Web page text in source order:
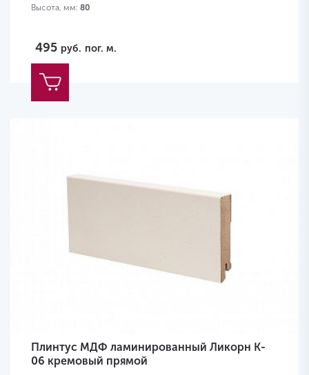
Высота, мм: 80
495 руб. пог. м.
Плинтус МДФ ламинированный Ликорн K-
06 кремовый прямой